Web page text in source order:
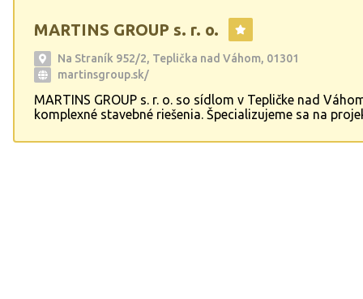
MARTINS GROUP s. r. o.
Na Straník 952/2, Teplička nad Váhom, 01301
martinsgroup.sk/
MARTINS GROUP s. r. o. so sídlom v Tepličke nad
komplexné stavebné riešenia. Špecializujeme sa na
domov a bytov. Naše služby zahŕňajú široké spektrum